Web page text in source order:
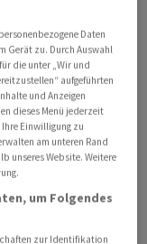
Market Report
haben,
der
der kürzlich
(unter
Hockney (bei
Daten
Gerät zu. Durch Auswahl
die unter „Wir und
aufgeführten
und Anzeigen
dieses Menü jederzeit
Einwilligung zu
am unteren Rand
unseres Website. Weitere
um Folgendes
zur Identifikation